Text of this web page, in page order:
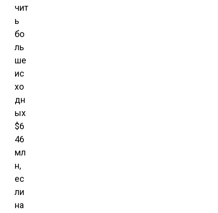
чит
ь
бо
ль
ше
ис
хо
дн
ых
$6
46
мл
н,
ес
ли
на